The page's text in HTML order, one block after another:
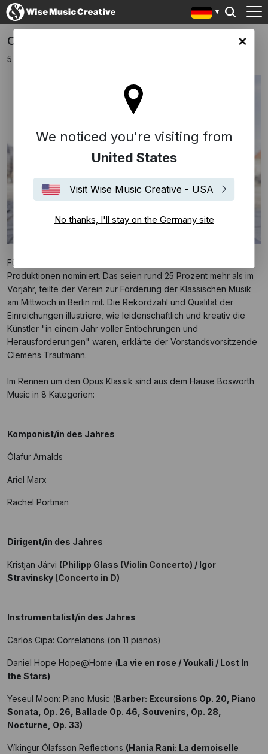
site
We noticed you're visiting from
United States
Visit Wise Music Creative - USA
No thanks, I'll stay on the Germany site
Opus Klassik Nominierungen
5 August 2021
Für den Opus Klassik 2021 sind fast 600 Künstler und
Produktionen nominiert. Das seien rund 25 Prozent mehr als im
Vorjahr, teilte der Verein zur Förderung der Klassischen Musik
am Mittwoch in Berlin mit. Die Rekordzahl und Qualität der
Einreichungen illustriere, wie leidenschaftlich und kreativ die
Künstler "in einem Jahr voller Entbehrungen und
Herausforderungen" waren, erklärte der Vorstandsvorsitzende
Clemens Trautmann.
Im Rennen um den Opus Klassik sind aus dem Hause Bosworth
Music in 8 Kategorien:
Komponist/in des Jahres
Ólafur Arnalds
Ariel Marx
Rachel Portman
Dirigent/in des Jahres
Kristjan Järvi (Philipp Glass (Violin Concerto) / Igor
Stravinsky (Concerto in D)
Instrumentalist/in des Jahres
Carlos Cipa: Correlations (on 11 pianos)
Daniel Hope Hope@Home (La vie en rose / Youkali / Lost In
the Stars)
Yeseul Moon: Piano Music (Barber: Excursions Op. 20, Piano
Sonata, Op. 26, Ballade Op. 46, Souvenirs, Op. 28,
Nocturne, Op. 33)
Víkingur Ólafsson Reflections (Hania Rani: La demoiselle